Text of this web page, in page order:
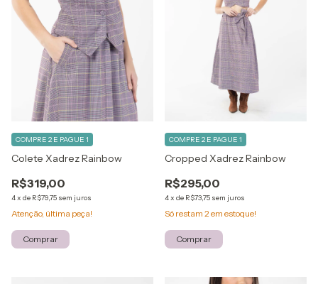
Colete Xadrez Rainbow
R$319,00
4x de R$79,75 sem juros
COMPRE 2 E PAGUE 1
Atenção, última peça!
Comprar
Cropped Xadrez Rainbow
R$295,00
4x de R$73,75 sem juros
COMPRE 2 E PAGUE 1
Só restam 2 em estoque!
Comprar